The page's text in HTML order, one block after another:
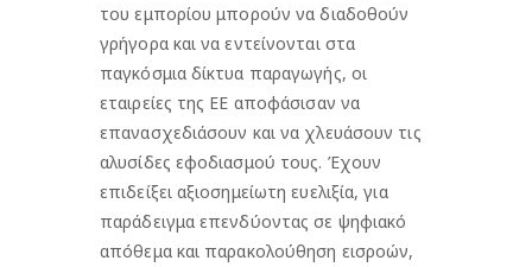
του εμπορίου μπορούν να διαδοθούν
γρήγορα και να εντείνονται στα
παγκόσμια δίκτυα παραγωγής, οι
εταιρείες της ΕΕ αποφάσισαν να
επανασχεδιάσουν και να χλευάσουν τις
αλυσίδες εφοδιασμού τους. Έχουν
επιδείξει αξιοσημείωτη ευελιξία, για
παράδειγμα επενδύοντας σε ψηφιακό
απόθεμα και παρακολούθηση εισροών,